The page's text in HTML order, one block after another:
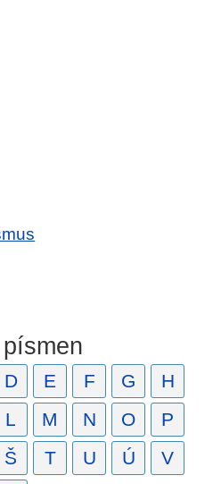
D E F G
H
L M N O
P
Š T U Ú V